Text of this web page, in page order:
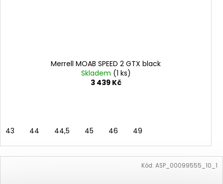
Merrell MOAB SPEED 2 GTX black
Skladem (1 ks)
3 439 Kč
43 44 44,5 45 46 49
Kód: ASP_00099555_10_1